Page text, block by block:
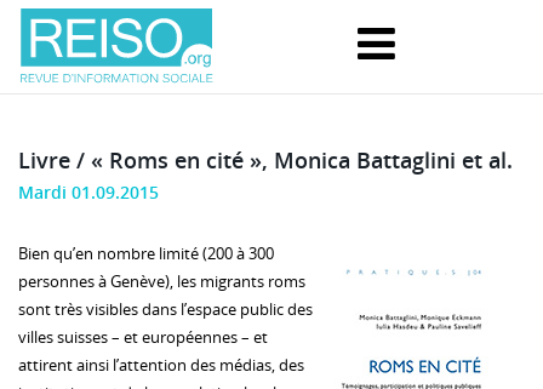
Livre / « Roms en cité », Monica Battaglini et al.
Mardi 01.09.2015
Bien qu’en nombre limité (200 à 300
personnes à Genève), les migrants roms
sont très visibles dans l’espace public des
villes suisses – et européennes – et
attirent ainsi l’attention des médias, des